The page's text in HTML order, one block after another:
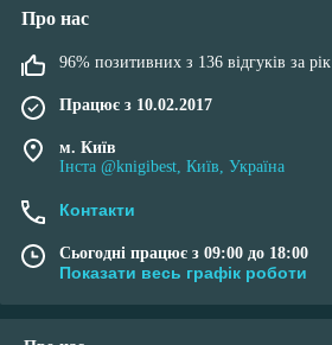
Про нас
96% позитивних з 136 відгуків за рік
Працює з 10.02.2017
м. Київ
Інста @knigibest, Київ, Україна
Контакти
Сьогодні працює з 09:00 до 18:00
Показати весь графік роботи